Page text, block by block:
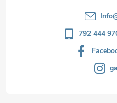
Info
792 444